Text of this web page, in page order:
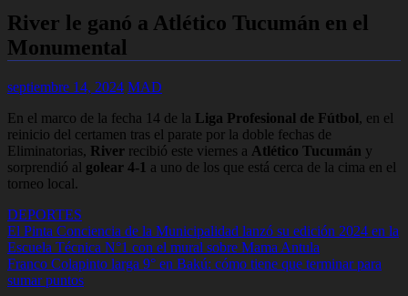
River le ganó a Atlético Tucumán en el
Monumental
septiembre 14, 2024 MAD
En el marco de la fecha 14 de la Liga Profesional de Fútbol, en el
reinicio del certamen tras el parate por la doble fechas de
Eliminatorias, River recibió este viernes a Atlético Tucumán y
sorprendió al golear 4-1 a uno de los que está cerca de la cima en el
torneo local.
DEPORTES
Navegación
de
entradas
El Pinta Conciencia de la Municipalidad lanzó su edición 2024 en la
Escuela Técnica N°1 con el mural sobre Mama Antula
Franco Colapinto larga 9° en Bakú: cómo tiene que terminar para
sumar puntos